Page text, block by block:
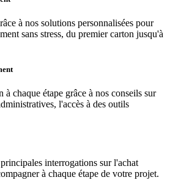
à nos solutions personnalisées pour
sans stress, du premier carton jusqu'à
à chaque étape grâce à nos conseils sur
l'accès à des outils
interrogations sur l'achat
à chaque étape de votre projet.